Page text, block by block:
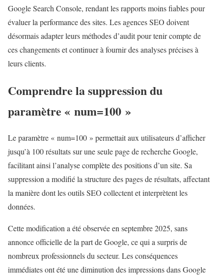
Google Search Console, rendant les rapports moins fiables pour
évaluer la performance des sites. Les agences SEO doivent
désormais adapter leurs méthodes d’audit pour tenir compte de
ces changements et continuer à fournir des analyses précises à
leurs clients.
Comprendre la suppression du
paramètre « num=100 »
Le paramètre « num=100 » permettait aux utilisateurs d’afficher
jusqu’à 100 résultats sur une seule page de recherche Google,
facilitant ainsi l’analyse complète des positions d’un site. Sa
suppression a modifié la structure des pages de résultats, affectant
la manière dont les outils SEO collectent et interprètent les
données.
Cette modification a été observée en septembre 2025, sans
annonce officielle de la part de Google, ce qui a surpris de
nombreux professionnels du secteur. Les conséquences
immédiates ont été une diminution des impressions dans Google